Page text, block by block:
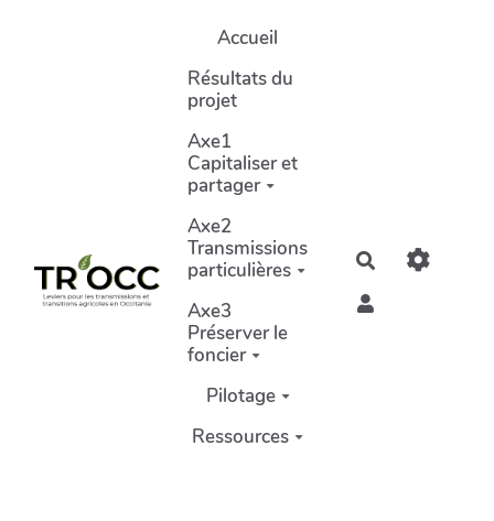
Aller au contenu principalAccueil
Résultats du
projet
Axe1
Capitaliser et
partager
Axe2
Transmissions
particulières
Axe3
Préserver le
foncier
Pilotage
Ressources
Rechercher